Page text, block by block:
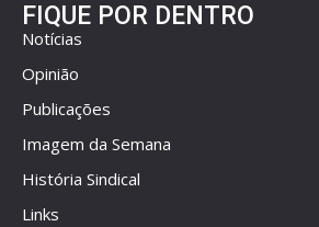
FIQUE POR DENTRO
Notícias
Opinião
Publicações
Imagem da Semana
História Sindical
Links